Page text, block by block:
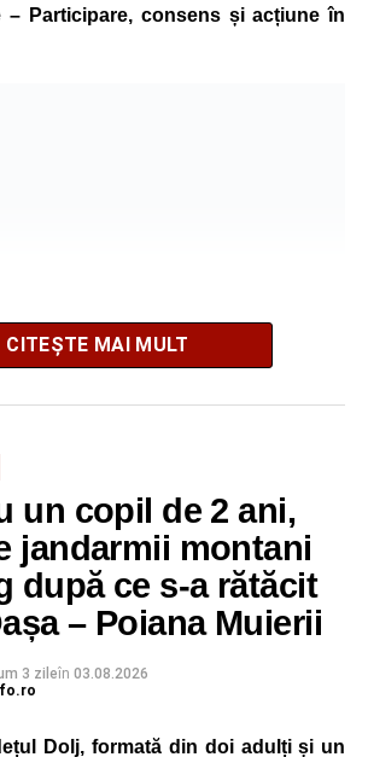
– Participare, consens și acțiune în
an au participat peste 200 de cadre
țară. Printre participanți s-au aflat
profesori cu experiență, inspectori
școli, consilieri școlari, educatori și
aproape toate disciplinele din
și asumare în școală
an a pornit de la convingerea că
CITEȘTE MAI MULT
un copil de 2 ani,
jandarmii montani
după ce s-a rătăcit
– Poiana Muierii
3 zileîn 03.08.2026
Dolj, formată din doi adulți și un